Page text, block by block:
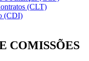
(CLT)
(CDI)
COMISSÕES